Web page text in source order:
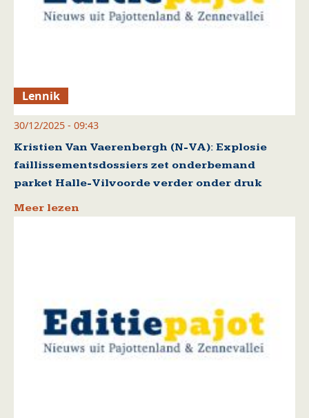
Lennik
30/12/2025 - 09:43
Kristien Van Vaerenbergh (N-VA): Explosie
faillissementsdossiers zet onderbemand
parket Halle-Vilvoorde verder onder druk
Meer lezen